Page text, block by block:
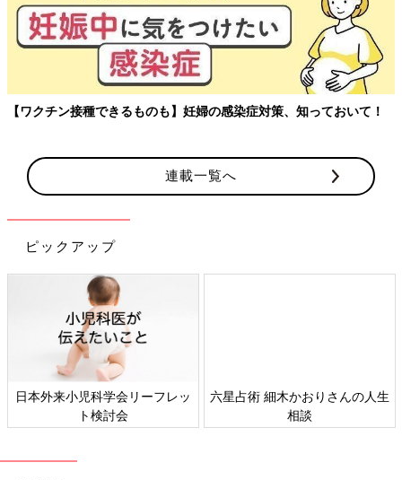
【ワクチン接種できるものも】妊婦の感染症対策、知っておいて！
連載一覧へ
ピックアップ
日本外来小児科学会リーフレッ
ト検討会
六星占術 細木かおりさんの人生
相談